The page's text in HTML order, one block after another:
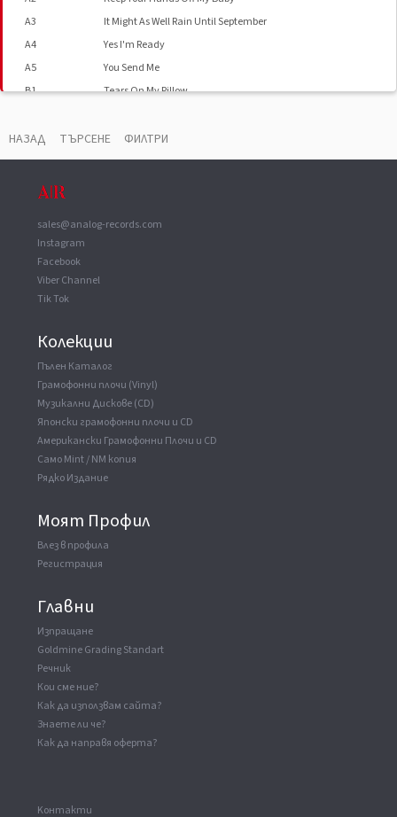
A3
It Might As Well Rain Until September
A4
Yes I'm Ready
A5
You Send Me
B1
Tears On My Pillow
B3
In The Misty Moonlight
B4
She's About A Mover
НАЗАД ТЪРСЕНЕ ФИЛТРИ
sales@analog-records.com
Instagram
Facebook
Viber Channel
Tik Tok
Колекции
Пълен Каталог
Грамофонни плочи (Vinyl)
Музикални Дискове (CD)
Японски грамофонни плочи и CD
Американски Грамофонни Плочи и CD
Само Mint / NM копия
Рядко Издание
Моят Профил
Влез в профила
Регистрация
Главни
Изпращане
Goldmine Grading Standart
Речник
Кои сме ние?
Как да използвам сайта?
Знаете ли че?
Как да направя оферта?
Kонтакти